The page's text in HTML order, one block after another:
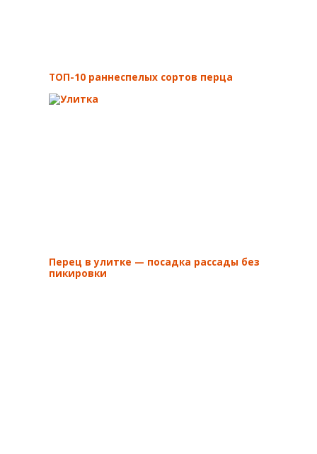
ТОП-10 раннеспелых сортов перца
Перец в улитке — посадка рассады без
пикировки